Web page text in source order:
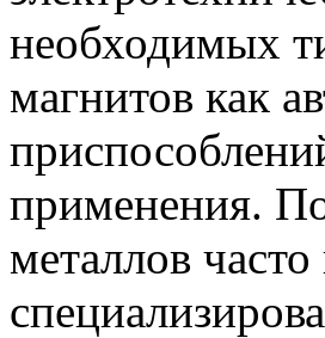
необходимых
магнитов как
применения.
металлов